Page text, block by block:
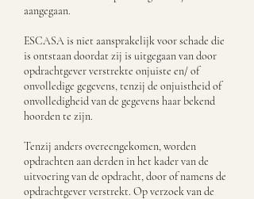
aangegaan.
ESCASA is niet aansprakelijk voor schade die
is ontstaan doordat zij is uitgegaan van door
opdrachtgever verstrekte onjuiste en/ of
onvolledige gegevens, tenzij de onjuistheid of
onvolledigheid van de gegevens haar bekend
hoorden te zijn.
Tenzij anders overeengekomen, worden
opdrachten aan derden in het kader van de
uitvoering van de opdracht, door of namens de
opdrachtgever verstrekt. Op verzoek van de